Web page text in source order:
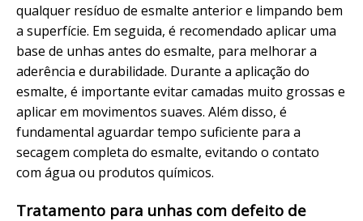
qualquer resíduo de esmalte anterior e limpando bem
a superfície. Em seguida, é recomendado aplicar uma
base de unhas antes do esmalte, para melhorar a
aderência e durabilidade. Durante a aplicação do
esmalte, é importante evitar camadas muito grossas e
aplicar em movimentos suaves. Além disso, é
fundamental aguardar tempo suficiente para a
secagem completa do esmalte, evitando o contato
com água ou produtos químicos.
Tratamento para unhas com defeito de